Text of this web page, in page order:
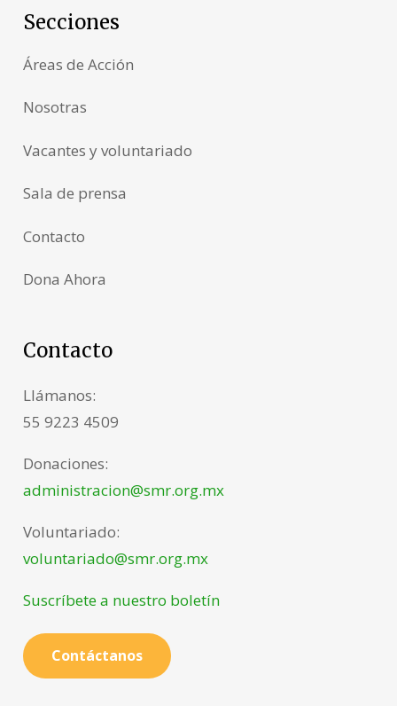
Secciones
Áreas de Acción
Nosotras
Vacantes y voluntariado
Sala de prensa
Contacto
Dona Ahora
Contacto
Llámanos:
55 9223 4509
Donaciones:
administracion@smr.org.mx
Voluntariado:
voluntariado@smr.org.mx
Suscríbete a nuestro boletín
Contáctanos